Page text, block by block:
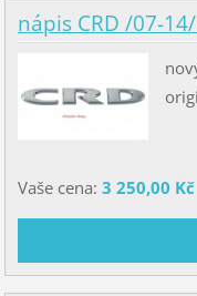
nápis CRD /07-
Vaše cena: 3 250,00 Kč